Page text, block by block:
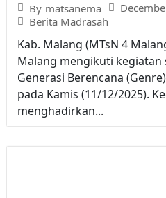
By matsanema
Berita Madrasah
Kab. Malang (MTsN 4
Malang mengikuti kegiatan
Generasi Berencana
pada Kamis (11/12/2025).
menghadirkan...